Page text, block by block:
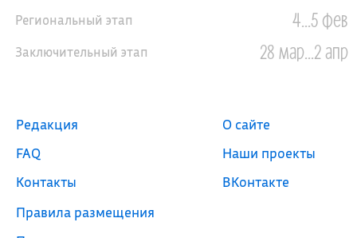
Региональный этап 4...5 фев
Заключительный этап 28 мар...2 апр
Редакция
FAQ
Контакты
Правила размещения
О сайте
Наши проекты
ВКонтакте